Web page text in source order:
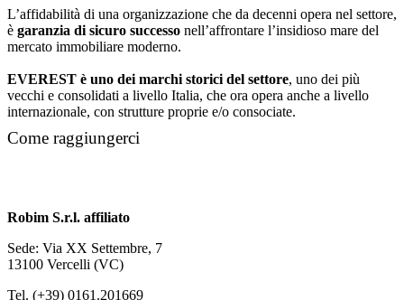
L’affidabilità di una organizzazione che da decenni opera nel settore,
è garanzia di sicuro successo nell’affrontare l’insidioso mare del
mercato immobiliare moderno.
EVEREST è uno dei marchi storici del settore, uno dei più
vecchi e consolidati a livello Italia, che ora opera anche a livello
internazionale, con strutture proprie e/o consociate.
Come raggiungerci
Robim S.r.l. affiliato
Sede: Via XX Settembre, 7
13100 Vercelli (VC)
Tel. (+39) 0161.201669